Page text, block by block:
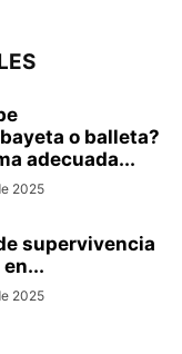
o balleta?
adecuada...
2025
supervivencia
2025